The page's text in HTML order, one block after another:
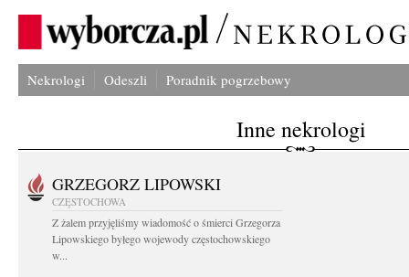
Nekrologi Odeszli Poradnik pogrzebowy
Inne nekrologi
GRZEGORZ LIPOWSKI
CZĘSTOCHOWA
Z żalem przyjęliśmy wiadomość o śmierci Grzegorza
Lipowskiego byłego wojewody częstochowskiego
w...